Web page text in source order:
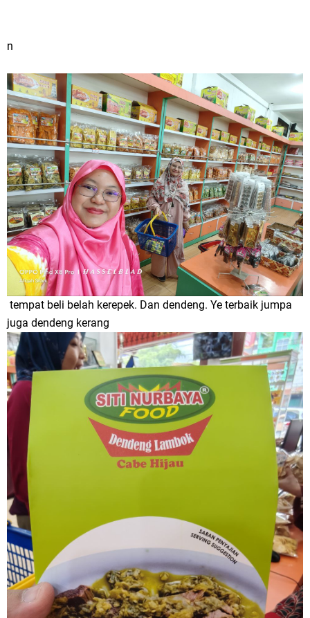
n
tempat beli belah kerepek. Dan dendeng. Ye terbaik jumpa
juga dendeng kerang